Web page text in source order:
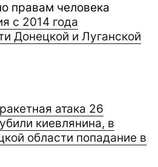
правам человека
с 2014 года
Донецкой и Луганской
атака 26
киевлянина, в
области попадание в